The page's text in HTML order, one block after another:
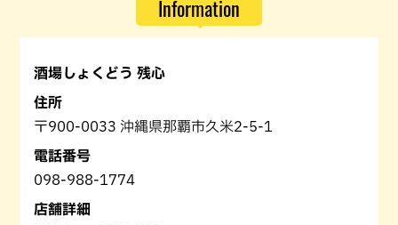
Information
酒場しょくどう 残心
住所
〒900-0033 沖縄県那覇市久米2-5-1
電話番号
098-988-1774
店舗詳細